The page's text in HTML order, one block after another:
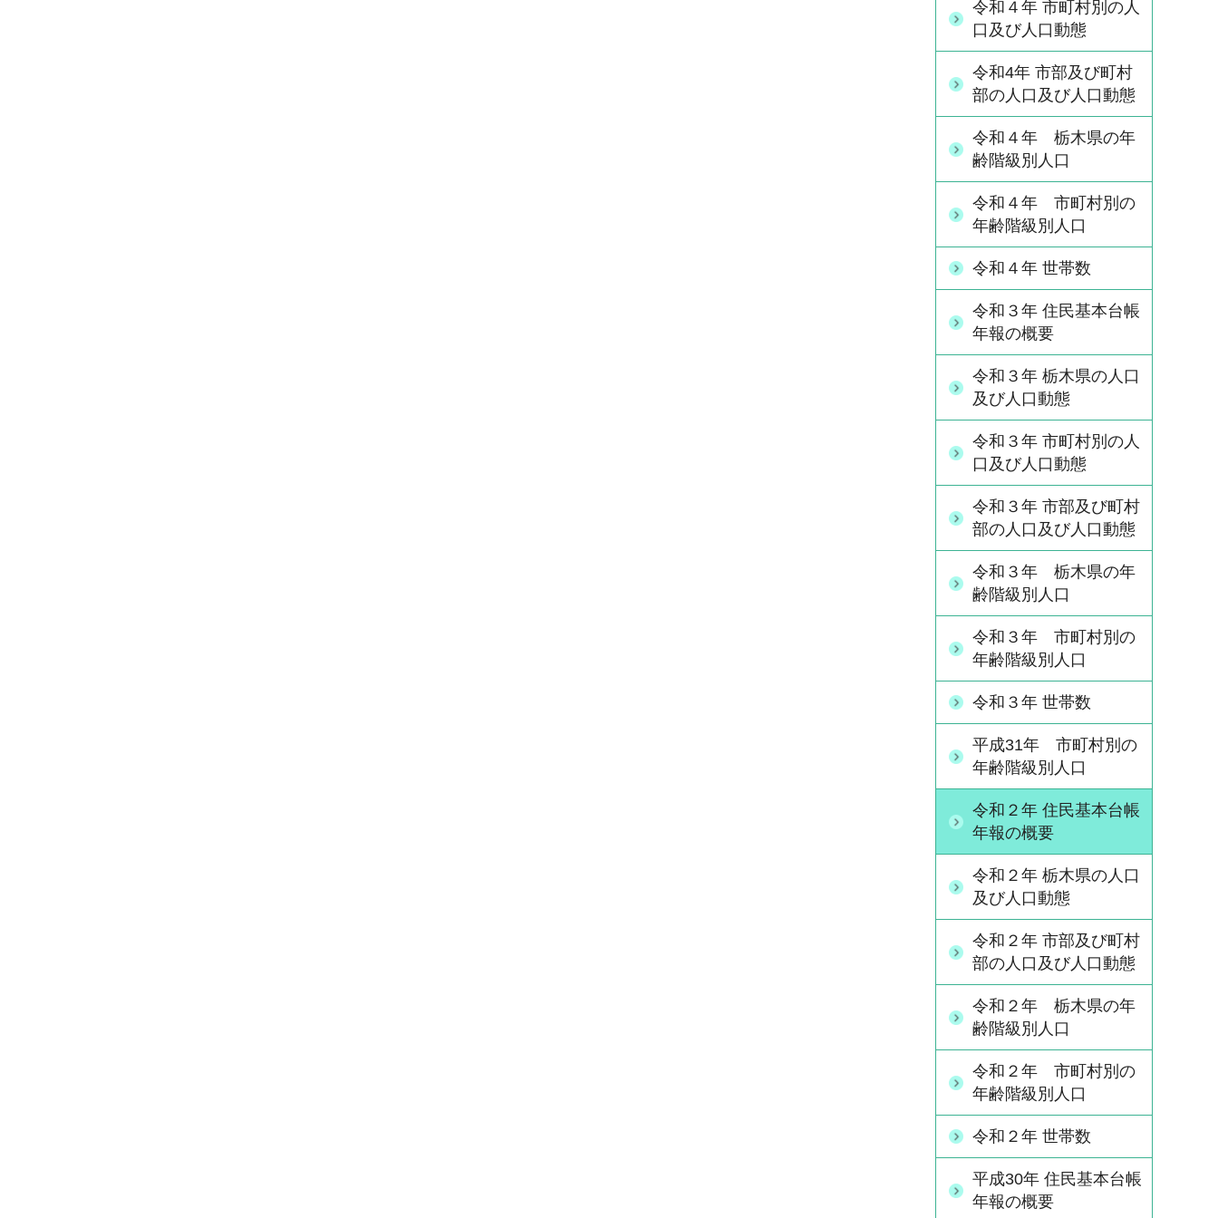
令和４年 市町村別の人
口及び人口動態
令和4年 市部及び町村
部の人口及び人口動態
令和４年 栃木県の年
齢階級別人口
令和４年 市町村別の
年齢階級別人口
令和４年 世帯数
令和３年 住民基本台帳
年報の概要
令和３年 栃木県の人口
及び人口動態
令和３年 市町村別の人
口及び人口動態
令和３年 市部及び町村
部の人口及び人口動態
令和３年 栃木県の年
齢階級別人口
令和３年 市町村別の
年齢階級別人口
令和３年 世帯数
平成31年 市町村別の
年齢階級別人口
令和２年 住民基本台帳
年報の概要
令和２年 栃木県の人口
及び人口動態
令和２年 市部及び町村
部の人口及び人口動態
令和２年 栃木県の年
齢階級別人口
令和２年 市町村別の
年齢階級別人口
令和２年 世帯数
平成30年 住民基本台帳
年報の概要